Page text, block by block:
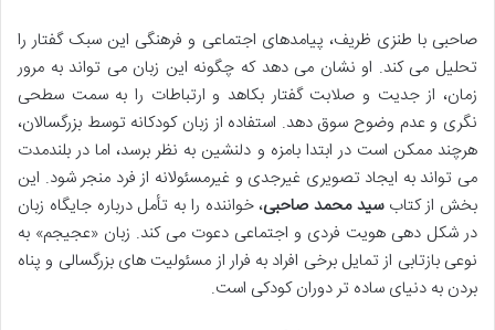
صاحبی با طنزی ظریف، پیامدهای اجتماعی و فرهنگی این سبک گفتار را
تحلیل می کند. او نشان می دهد که چگونه این زبان می تواند به مرور
زمان، از جدیت و صلابت گفتار بکاهد و ارتباطات را به سمت سطحی
نگری و عدم وضوح سوق دهد. استفاده از زبان کودکانه توسط بزرگسالان،
هرچند ممکن است در ابتدا بامزه و دلنشین به نظر برسد، اما در بلندمدت
می تواند به ایجاد تصویری غیرجدی و غیرمسئولانه از فرد منجر شود. این
بخش از کتابسید محمد صاحبی، خواننده را به تأمل درباره جایگاه زبان
در شکل دهی هویت فردی و اجتماعی دعوت می کند. زبان «عجیجم» به
نوعی بازتابی از تمایل برخی افراد به فرار از مسئولیت های بزرگسالی و پناه
بردن به دنیای ساده تر دوران کودکی است.